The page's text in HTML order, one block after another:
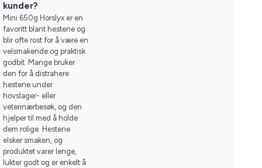
kunder?
Mini 650g Horslyx er en
favoritt blant hestene og
blir ofte rost for å være en
velsmakende og praktisk
godbit. Mange bruker
den for å distrahere
hestene under
hovslager- eller
veterinærbesøk, og den
hjelper til med å holde
dem rolige. Hestene
elsker smaken, og
produktet varer lenge,
lukter godt og er enkelt å